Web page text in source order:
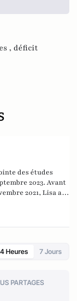
, déficit
des études
2023. Avant
2021, Lisa a
cabinet de
et politique
et les enjeux
Lisa est
Sciences Po Paris.
Heures 7 Jours
PARTAGES